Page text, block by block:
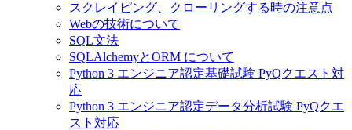
スクレイピング、クローリングする時の注意点
Webの技術について
SQL文法
SQLAlchemyとORM について
Python 3 エンジニア認定基礎試験 PyQクエスト対
応
Python 3 エンジニア認定データ分析試験 PyQクエ
スト対応